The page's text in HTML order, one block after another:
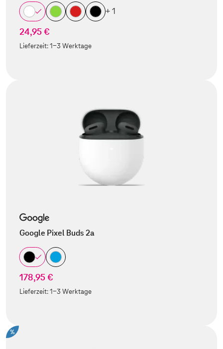
+ 1
24,95 €
Lieferzeit:1-3 Werktage
Google Pixel Buds 2a
178,95 €
Lieferzeit:1-3 Werktage
%